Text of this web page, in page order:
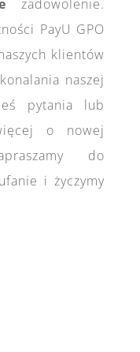
zadowolenie.
PayU GPO
klientów
naszej
pytania lub
o nowej
do
i życzymy